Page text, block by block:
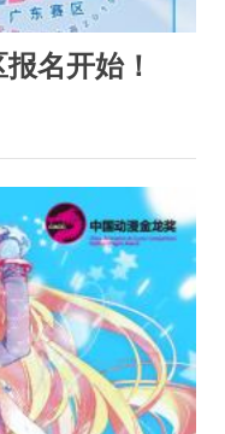
名开始！